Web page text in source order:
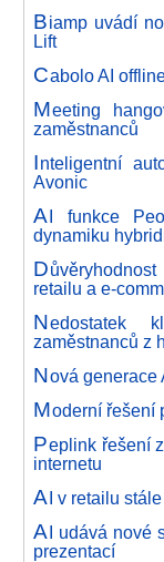
Biamp uvádí
Lift
Cabolo AI
Meeting
zaměstnanců
Inteligentní
Avonic
AI funkce
dynamiku
D
retailu a e-
Nedostatek
zaměstnanců z
Nová generace
Moderní řešení
Peplink řešení
internetu
AI v retailu
AI udává nové
prezentací